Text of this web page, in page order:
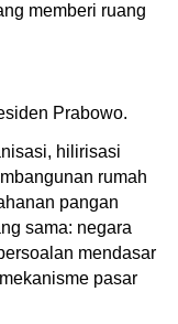
memberi ruang
Prabowo.
hilirisasi
rumah
pangan
sama: negara
mendasar
pasar